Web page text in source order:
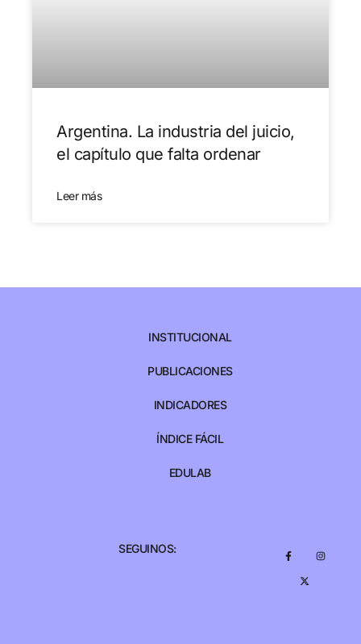
Argentina. La industria del juicio,
el capítulo que falta ordenar
Leer más
INSTITUCIONAL
PUBLICACIONES
INDICADORES
ÍNDICE FÁCIL
EDULAB
SEGUINOS: